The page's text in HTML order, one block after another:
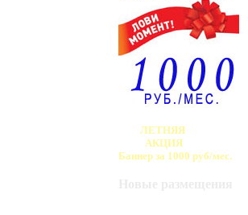
ЛЕТНЯЯ
АКЦИЯ
Баннер за 1000 руб/мес.